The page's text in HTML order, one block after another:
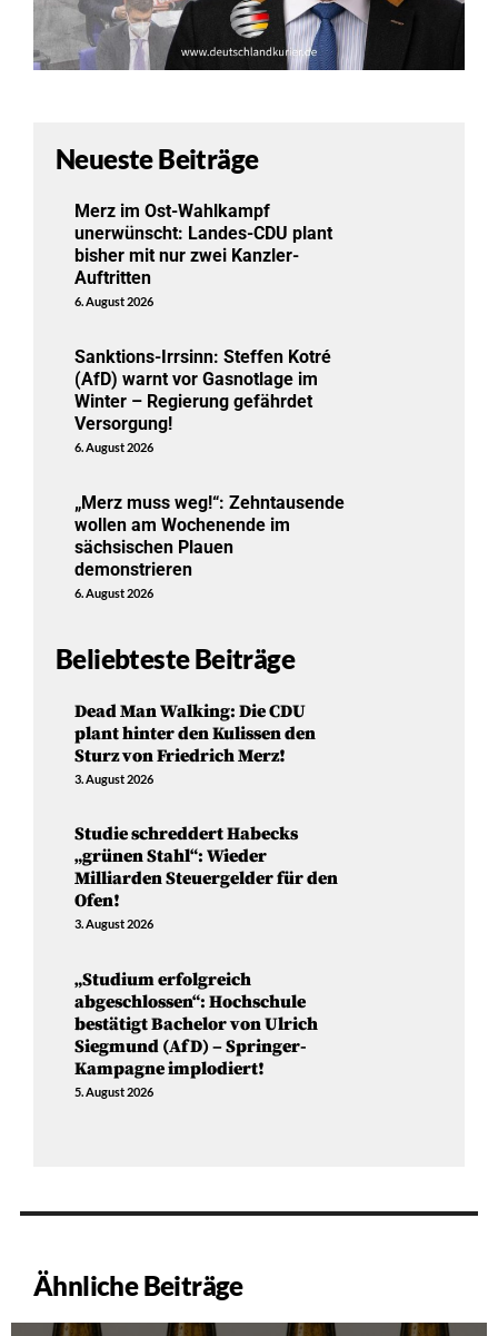
Neueste Beiträge
Merz im Ost-Wahlkampf
unerwünscht: Landes-CDU plant
bisher mit nur zwei Kanzler-
Auftritten
6. August 2026
Sanktions-Irrsinn: Steffen Kotré
(AfD) warnt vor Gasnotlage im
Winter – Regierung gefährdet
Versorgung!
6. August 2026
„Merz muss weg!“: Zehntausende
wollen am Wochenende im
sächsischen Plauen
demonstrieren
6. August 2026
Beliebteste Beiträge
Dead Man Walking: Die CDU
plant hinter den Kulissen den
Sturz von Friedrich Merz!
3. August 2026
Studie schreddert Habecks
„grünen Stahl“: Wieder
Milliarden Steuergelder für den
Ofen!
3. August 2026
„Studium erfolgreich
abgeschlossen“: Hochschule
bestätigt Bachelor von Ulrich
Siegmund (AfD) – Springer-
Kampagne implodiert!
5. August 2026
Ähnliche Beiträge